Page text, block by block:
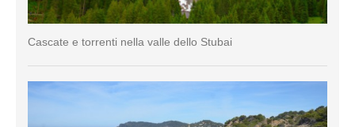
Cascate e torrenti nella valle dello Stubai